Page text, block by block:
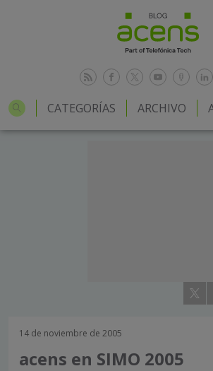
CATEGORÍAS ARCHIVO
14 de noviembre de 2005
acens en SIMO 2005